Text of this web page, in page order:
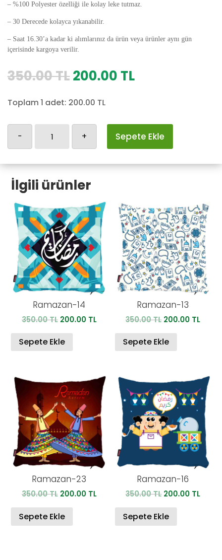
– %100 Polyester özelliği ile kolay leke tutmaz.
– 30 Derecede kolayca yıkanabilir.
– Saat 16.30’a kadar ki alımlarınız da ürün veya ürünler aynı gün
içerisinde kargoya verilir.
350.00TLOrijinal
350.00 TL.
200.00 TLŞu
Toplam 1 adet: 200.00 TL
- + Sepete Ekle
İlgili ürünler
Ramazan-14
350.00TL Orijinal
350.00 TL.
200.00 TLŞu
200.00 TL.
Sepete Ekle
Ramazan-13
350.00TL Orijinal
350.00 TL.
200.00 TLŞu
Sepete Ekle
Ramazan-23
350.00TL Orijinal
350.00 TL.
200.00 TLŞu
200.00 TL.
Sepete Ekle
Ramazan-16
350.00TL Orijinal
350.00 TL.
200.00 TLŞu
Sepete Ekle